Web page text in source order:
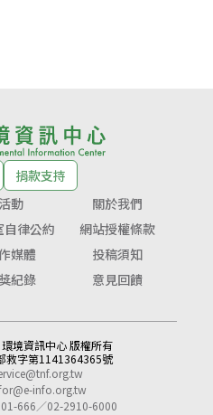
捐款支持
活動
關於我們
自律公約
網站授權條款
媒體
投稿須知
紀錄 意見回饋
境資訊中心 版權所有
救字第1141364365號
info.org.tw
666／02-2910-6000